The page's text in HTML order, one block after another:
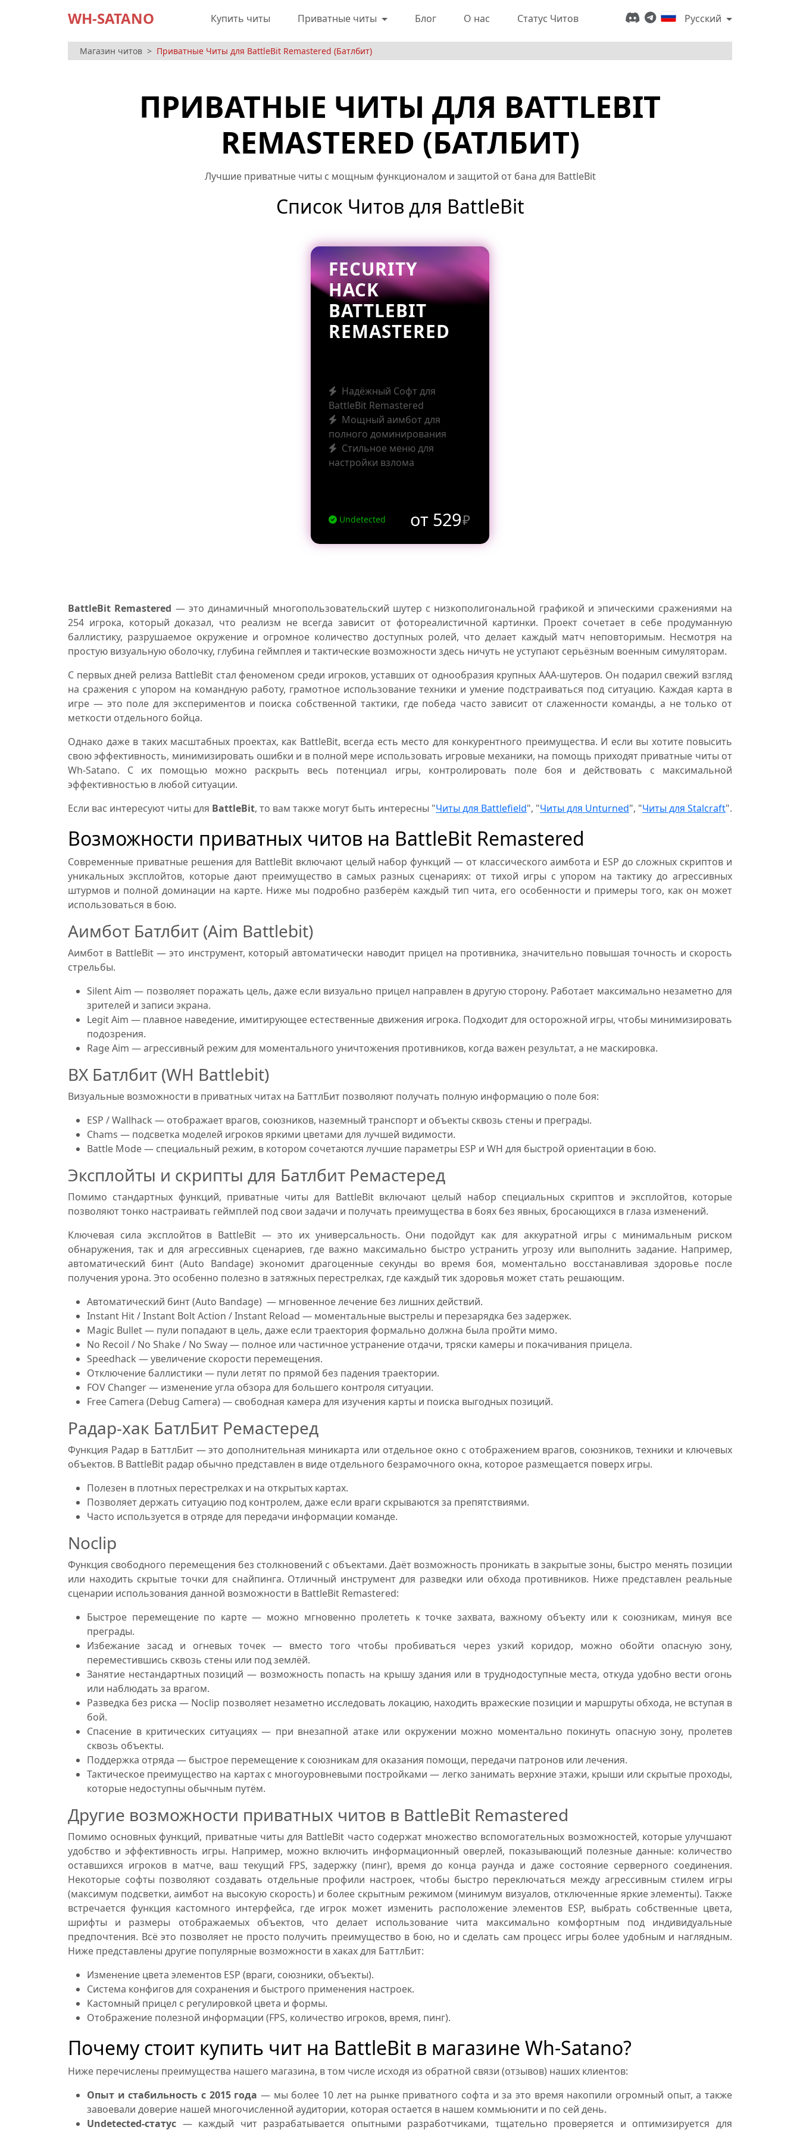
WH-SATANO Купить читы Приватные читы Блог О нас Статус Читов Русский
Магазин читов Приватные Читы для BattleBit Remastered (Батлбит)
ПРИВАТНЫЕ ЧИТЫ ДЛЯ BATTLEBIT
REMASTERED (БАТЛБИТ)
Лучшие приватные читы с мощным функционалом и защитой от бана для BattleBit
Список Читов для BattleBit
FECURITY
HACK
BATTLEBIT
REMASTERED
Надёжный Софт для
BattleBit Remastered
Мощный аимбот для
полного доминирования
Стильное меню для
настройки взлома
Undetected от 529₽
BattleBit Remastered — это динамичный многопользовательский шутер с низкополигональной графикой и эпическими сражениями на
254 игрока, который доказал, что реализм не всегда зависит от фотореалистичной картинки. Проект сочетает в себе продуманную
баллистику, разрушаемое окружение и огромное количество доступных ролей, что делает каждый матч неповторимым. Несмотря на
простую визуальную оболочку, глубина геймплея и тактические возможности здесь ничуть не уступают серьёзным военным симуляторам.
С первых дней релиза BattleBit стал феноменом среди игроков, уставших от однообразия крупных AAA-шутеров. Он подарил свежий взгляд
на сражения с упором на командную работу, грамотное использование техники и умение подстраиваться под ситуацию. Каждая карта в
игре — это поле для экспериментов и поиска собственной тактики, где победа часто зависит от слаженности команды, а не только от
меткости отдельного бойца.
Однако даже в таких масштабных проектах, как BattleBit, всегда есть место для конкурентного преимущества. И если вы хотите повысить
свою эффективность, минимизировать ошибки и в полной мере использовать игровые механики, на помощь приходят приватные читы от
Wh-Satano. С их помощью можно раскрыть весь потенциал игры, контролировать поле боя и действовать с максимальной
эффективностью в любой ситуации.
Если вас интересуют читы для BattleBit, то вам также могут быть интересны "Читы для Battlefield", "Читы для Unturned", "Читы для Stalcraft".
Возможности приватных читов на BattleBit Remastered
Современные приватные решения для BattleBit включают целый набор функций — от классического аимбота и ESP до сложных скриптов и
уникальных эксплойтов, которые дают преимущество в самых разных сценариях: от тихой игры с упором на тактику до агрессивных
штурмов и полной доминации на карте. Ниже мы подробно разберём каждый тип чита, его особенности и примеры того, как он может
использоваться в бою.
Аимбот Батлбит (Aim Battlebit)
Аимбот в BattleBit — это инструмент, который автоматически наводит прицел на противника, значительно повышая точность и скорость
стрельбы.
Silent Aim — позволяет поражать цель, даже если визуально прицел направлен в другую сторону. Работает максимально незаметно для
зрителей и записи экрана.
Legit Aim — плавное наведение, имитирующее естественные движения игрока. Подходит для осторожной игры, чтобы минимизировать
подозрения.
Rage Aim — агрессивный режим для моментального уничтожения противников, когда важен результат, а не маскировка.
ВХ Батлбит (WH Battlebit)
Визуальные возможности в приватных читах на БаттлБит позволяют получать полную информацию о поле боя:
ESP / Wallhack — отображает врагов, союзников, наземный транспорт и объекты сквозь стены и преграды.
Chams — подсветка моделей игроков яркими цветами для лучшей видимости.
Battle Mode — специальный режим, в котором сочетаются лучшие параметры ESP и WH для быстрой ориентации в бою.
Эксплойты и скрипты для Батлбит Ремастеред
Помимо стандартных функций, приватные читы для BattleBit включают целый набор специальных скриптов и эксплойтов, которые
позволяют тонко настраивать геймплей под свои задачи и получать преимущества в боях без явных, бросающихся в глаза изменений.
Ключевая сила эксплойтов в BattleBit — это их универсальность. Они подойдут как для аккуратной игры с минимальным риском
обнаружения, так и для агрессивных сценариев, где важно максимально быстро устранить угрозу или выполнить задание. Например,
автоматический бинт (Auto Bandage) экономит драгоценные секунды во время боя, моментально восстанавливая здоровье после
получения урона. Это особенно полезно в затяжных перестрелках, где каждый тик здоровья может стать решающим.
Автоматический бинт (Auto Bandage) — мгновенное лечение без лишних действий.
Instant Hit / Instant Bolt Action / Instant Reload — моментальные выстрелы и перезарядка без задержек.
Magic Bullet — пули попадают в цель, даже если траектория формально должна была пройти мимо.
No Recoil / No Shake / No Sway — полное или частичное устранение отдачи, тряски камеры и покачивания прицела.
Speedhack — увеличение скорости перемещения.
Отключение баллистики — пули летят по прямой без падения траектории.
FOV Changer — изменение угла обзора для большего контроля ситуации.
Free Camera (Debug Camera) — свободная камера для изучения карты и поиска выгодных позиций.
Радар-хак БатлБит Ремастеред
Функция Радар в БаттлБит — это дополнительная миникарта или отдельное окно с отображением врагов, союзников, техники и ключевых
объектов. В BattleBit радар обычно представлен в виде отдельного безрамочного окна, которое размещается поверх игры.
Полезен в плотных перестрелках и на открытых картах.
Позволяет держать ситуацию под контролем, даже если враги скрываются за препятствиями.
Часто используется в отряде для передачи информации команде.
Noclip
Функция свободного перемещения без столкновений с объектами. Даёт возможность проникать в закрытые зоны, быстро менять позиции
или находить скрытые точки для снайпинга. Отличный инструмент для разведки или обхода противников. Ниже представлен реальные
сценарии использования данной возможности в BattleBit Remastered:
Быстрое перемещение по карте — можно мгновенно пролететь к точке захвата, важному объекту или к союзникам, минуя все
преграды.
Избежание засад и огневых точек — вместо того чтобы пробиваться через узкий коридор, можно обойти опасную зону,
переместившись сквозь стены или под землёй.
Занятие нестандартных позиций — возможность попасть на крышу здания или в труднодоступные места, откуда удобно вести огонь
или наблюдать за врагом.
Разведка без риска — Noclip позволяет незаметно исследовать локацию, находить вражеские позиции и маршруты обхода, не вступая в
бой.
Спасение в критических ситуациях — при внезапной атаке или окружении можно моментально покинуть опасную зону, пролетев
сквозь объекты.
Поддержка отряда — быстрое перемещение к союзникам для оказания помощи, передачи патронов или лечения.
Тактическое преимущество на картах с многоуровневыми постройками — легко занимать верхние этажи, крыши или скрытые проходы,
которые недоступны обычным путём.
Другие возможности приватных читов в BattleBit Remastered
Помимо основных функций, приватные читы для BattleBit часто содержат множество вспомогательных возможностей, которые улучшают
удобство и эффективность игры. Например, можно включить информационный оверлей, показывающий полезные данные: количество
оставшихся игроков в матче, ваш текущий FPS, задержку (пинг), время до конца раунда и даже состояние серверного соединения.
Некоторые софты позволяют создавать отдельные профили настроек, чтобы быстро переключаться между агрессивным стилем игры
(максимум подсветки, аимбот на высокую скорость) и более скрытным режимом (минимум визуалов, отключенные яркие элементы). Также
встречается функция кастомного интерфейса, где игрок может изменить расположение элементов ESP, выбрать собственные цвета,
шрифты и размеры отображаемых объектов, что делает использование чита максимально комфортным под индивидуальные
предпочтения. Всё это позволяет не просто получить преимущество в бою, но и сделать сам процесс игры более удобным и наглядным.
Ниже представлены другие популярные возможности в хаках для БаттлБит:
Изменение цвета элементов ESP (враги, союзники, объекты).
Система конфигов для сохранения и быстрого применения настроек.
Кастомный прицел с регулировкой цвета и формы.
Отображение полезной информации (FPS, количество игроков, время, пинг).
Почему стоит купить чит на BattleBit в магазине Wh-Satano?
Ниже перечислены преимущества нашего магазина, в том числе исходя из обратной связи (отзывов) наших клиентов:
Опыт и стабильность с 2015 года — мы более 10 лет на рынке приватного софта и за это время накопили огромный опыт, а также
завоевали доверие нашей многочисленной аудитории, которая остается в нашем коммьюнити и по сей день.
Undetected-статус — каждый чит разрабатывается опытными разработчиками, тщательно проверяется и оптимизируется для